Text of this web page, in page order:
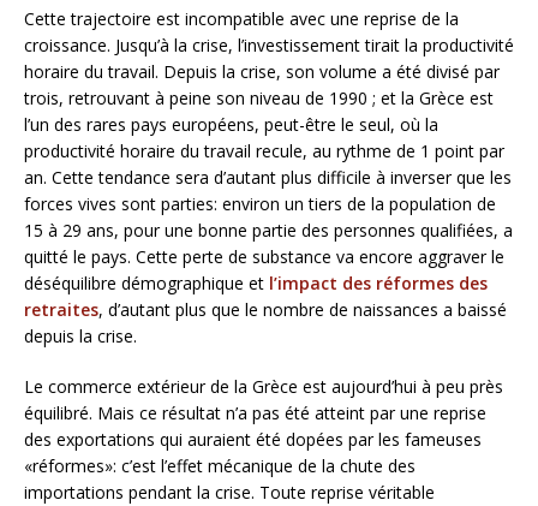
Cette trajectoire est incompatible avec une reprise de la
croissance. Jusqu’à la crise, l’investissement tirait la productivité
horaire du travail. Depuis la crise, son volume a été divisé par
trois, retrouvant à peine son niveau de 1990 ; et la Grèce est
l’un des rares pays européens, peut-être le seul, où la
productivité horaire du travail recule, au rythme de 1 point par
an. Cette tendance sera d’autant plus difficile à inverser que les
forces vives sont parties: environ un tiers de la population de
15 à 29 ans, pour une bonne partie des personnes qualifiées, a
quitté le pays. Cette perte de substance va encore aggraver le
déséquilibre démographique et l’impact des réformes des
retraites, d’autant plus que le nombre de naissances a baissé
depuis la crise.
Le commerce extérieur de la Grèce est aujourd’hui à peu près
équilibré. Mais ce résultat n’a pas été atteint par une reprise
des exportations qui auraient été dopées par les fameuses
«réformes»: c’est l’effet mécanique de la chute des
importations pendant la crise. Toute reprise véritable